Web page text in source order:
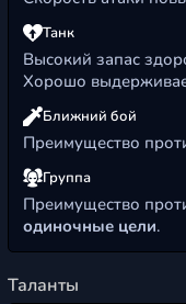
Танк
Высокий запас
Хорошо
Ближний бой
Преимущество
Группа
Преимущество
одиночные цели.
Таланты